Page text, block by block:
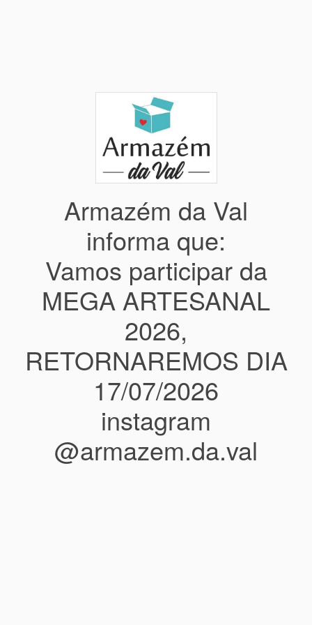
Armazém da Val
informa que:
Vamos participar da
MEGA ARTESANAL
2026,
RETORNAREMOS DIA
17/07/2026
instagram
@armazem.da.val